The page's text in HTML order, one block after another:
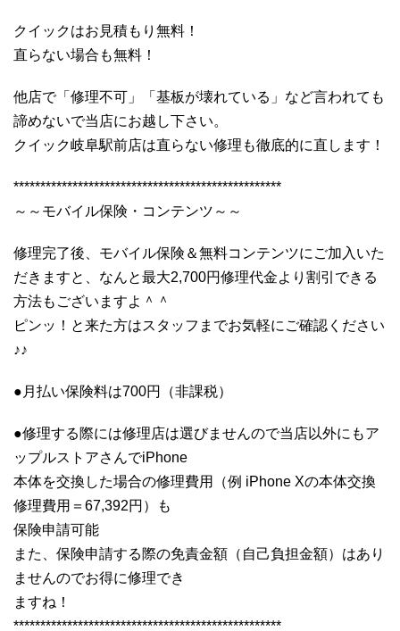
クイックはお見積もり無料！
直らない場合も無料！
他店で「修理不可」「基板が壊れている」など言われても
諦めないで当店にお越し下さい。
クイック岐阜駅前店は直らない修理も徹底的に直します！
**************************************************
～～モバイル保険・コンテンツ～～
修理完了後、モバイル保険＆無料コンテンツにご加入いた
だきますと、なんと最大2,700円修理代金より割引できる
方法もございますよ＾＾
ピンッ！と来た方はスタッフまでお気軽にご確認ください
♪♪
●月払い保険料は700円（非課税）
●修理する際には修理店は選びませんので当店以外にもア
ップルストアさんでiPhone
本体を交換した場合の修理費用（例 iPhone Xの本体交換
修理費用＝67,392円）も
保険申請可能
また、保険申請する際の免責金額（自己負担金額）はあり
ませんのでお得に修理でき
ますね！
**************************************************